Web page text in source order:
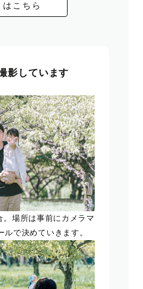
こちら
影しています
場所は事前にカメラマ
で決めていきます。